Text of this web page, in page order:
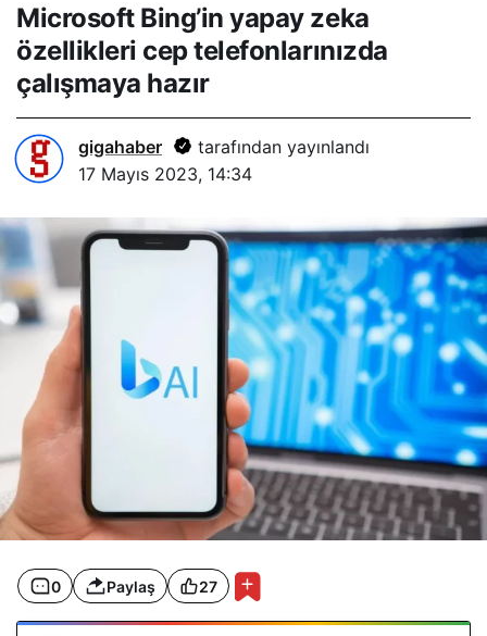
telefonlarınızda çalışmaya
hazır
Microsoft Bing’in yapay zeka
özellikleri cep telefonlarınızda
çalışmaya hazır
gigahaber
tarafından yayınlandı
17 Mayıs 2023, 14:34
0 Paylaş 27